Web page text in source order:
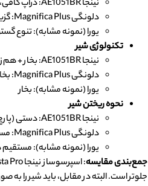
نینجا AE1051BR: دراپ کافی، کلدبرو، ۱۲ برنامه نوشیدنی
دلونگی Magnifica Plus: گزینه‌های محدودتر
یورا (نمونه مشابه): تنوع
تکنولوژی شیر
نینجا AE1051BR: بخار + هم‌زن چرخان
دلونگی Magnifica Plus: بخار در فنجان
یورا (نمونه مشابه): بخار
نحوه ریختن شیر
نینجا AE1051BR: دستی (پارچ جداگانه)
دلونگی Magnifica Plus: مستقیم در فنجان
یورا (نمونه مشابه): مستقیم
جمع‌بندی مقایسه
جلوتر است. البته در مقابل، باید شیر را